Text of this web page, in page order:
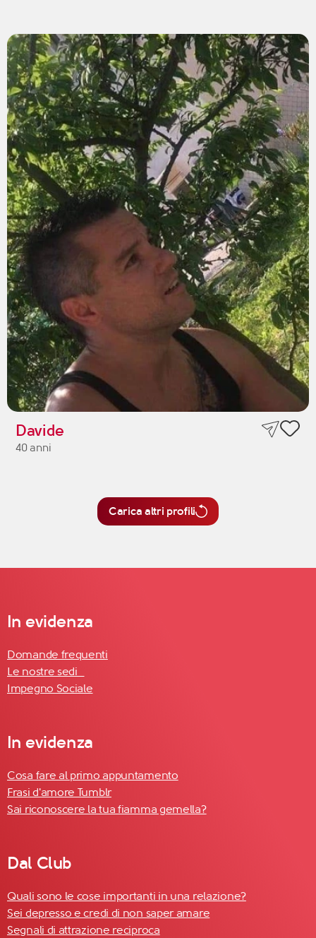
Davide
40 anni
Carica altri profili
In evidenza
Domande frequenti
Le nostre sedi
Impegno Sociale
In evidenza
Cosa fare al primo appuntamento
Frasi d'amore Tumblr
Sai riconoscere la tua fiamma gemella?
Dal Club
Quali sono le cose importanti in una relazione?
Sei depresso e credi di non saper amare
Segnali di attrazione reciproca